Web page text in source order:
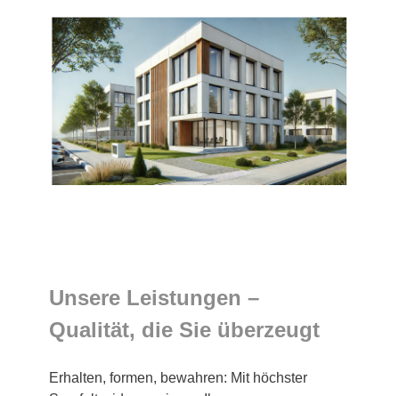
Unsere Leistungen –
Qualität, die Sie überzeugt
Erhalten, formen, bewahren: Mit höchster